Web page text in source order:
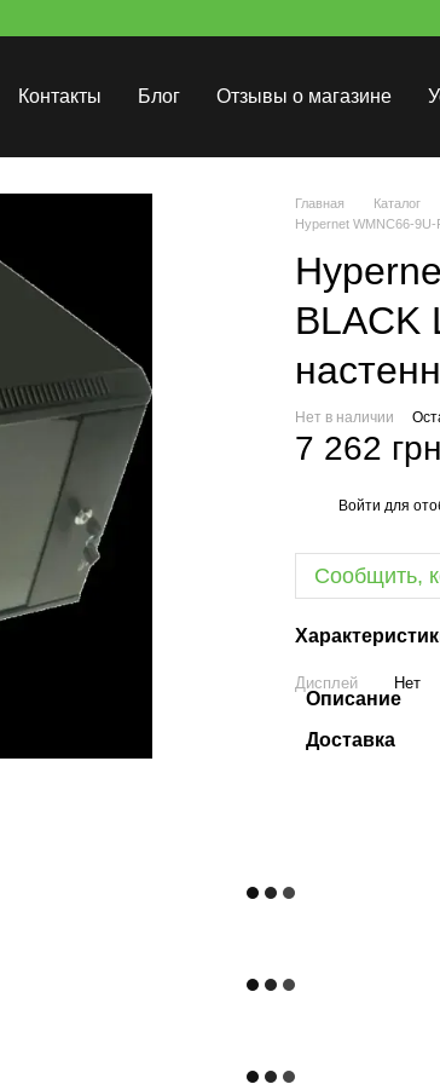
Контакты Блог Отзывы о магазине
Главная Каталог
Hypernet WMNC66-
Нет в наличии
7 262 грн
Войти для
Сообщить,
Дисплей Нет
Описание
Доставка